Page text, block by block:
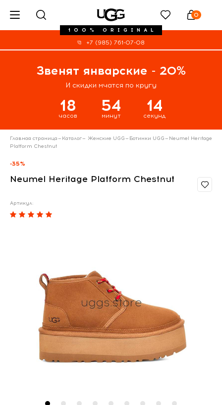
100% ORIGINAL
0
+7 (985) 761-07-08
Звенят январские - 20%
И скидки мчатся по кругу
18
часов
54
минут
14
секунд
Главная страница— Каталог— Женские UGG— Ботинки UGG— Neumel Heritage
Platform Chestnut
-35%
Neumel Heritage Platform Chestnut
Артикул: